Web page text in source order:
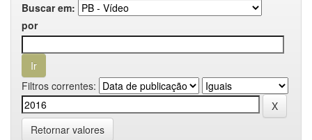
Buscar em:
por
Filtros correntes:
Retornar valores